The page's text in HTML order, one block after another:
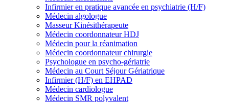
Infirmier en pratique avancée en psychiatrie (H/F)
Médecin algologue
Masseur Kinésithérapeute
Médecin coordonnateur HDJ
Médecin pour la réanimation
Médecin coordonnateur chirurgie
Psychologue en psycho-gériatrie
Médecin au Court Séjour Gériatrique
Infirmier (H/F) en EHPAD
Médecin cardiologue
Médecin SMR polyvalent